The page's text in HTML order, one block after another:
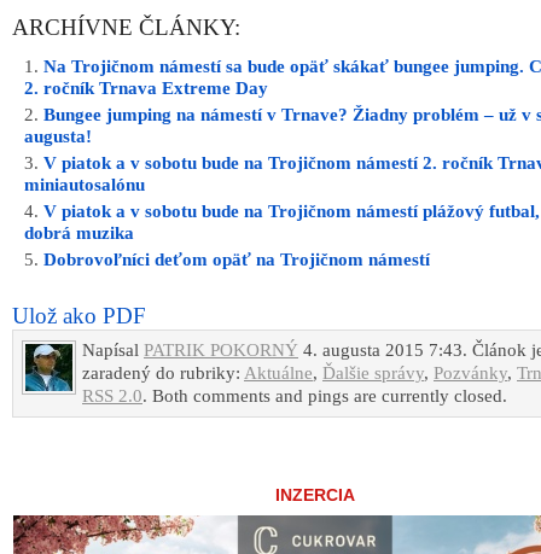
ARCHÍVNE ČLÁNKY:
Na Trojičnom námestí sa bude opäť skákať bungee jumping.
2. ročník Trnava Extreme Day
Bungee jumping na námestí v Trnave? Žiadny problém – už v
augusta!
V piatok a v sobotu bude na Trojičnom námestí 2. ročník
miniautosalónu
V piatok a v sobotu bude na Trojičnom námestí plážový
dobrá muzika
Dobrovoľníci deťom opäť na Trojičnom námestí
Ulož ako PDF
Napísal PATRIK POKORNÝ 4. augusta 2015 7:43. Článok
zaradený do rubriky: Aktuálne, Ďalšie správy, Pozvánky,
RSS 2.0. Both comments and pings are currently closed.
INZERCIA